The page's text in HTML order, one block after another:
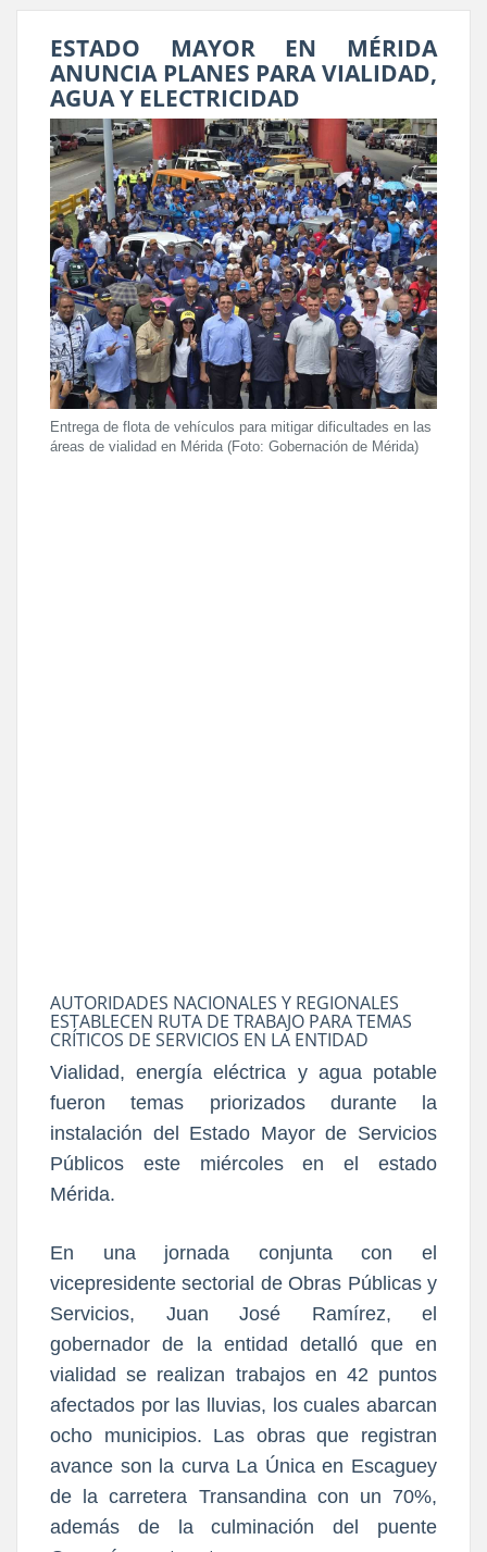
ESTADO MAYOR EN MÉRIDA
ANUNCIA PLANES PARA VIALIDAD,
AGUA Y ELECTRICIDAD
Entrega de flota de vehículos para mitigar dificultades en las
áreas de vialidad en Mérida (Foto: Gobernación de Mérida)
AUTORIDADES NACIONALES Y REGIONALES
ESTABLECEN RUTA DE TRABAJO PARA TEMAS
CRÍTICOS DE SERVICIOS EN LA ENTIDAD
Vialidad, energía eléctrica y agua potable
fueron temas priorizados durante la
instalación del Estado Mayor de Servicios
Públicos este miércoles en el estado
Mérida.
En una jornada conjunta con el
vicepresidente sectorial de Obras Públicas y
Servicios, Juan José Ramírez, el
gobernador de la entidad detalló que en
vialidad se realizan trabajos en 42 puntos
afectados por las lluvias, los cuales abarcan
ocho municipios. Las obras que registran
avance son la curva La Única en Escaguey
de la carretera Transandina con un 70%,
además de la culminación del puente